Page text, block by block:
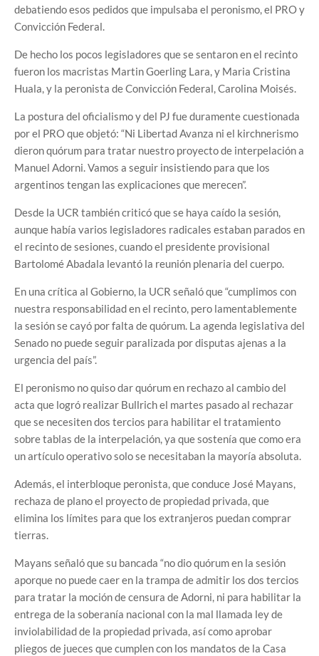
debatiendo esos pedidos que impulsaba el peronismo, el PRO y
Convicción Federal.
De hecho los pocos legisladores que se sentaron en el recinto
fueron los macristas Martin Goerling Lara, y Maria Cristina
Huala, y la peronista de Convicción Federal, Carolina Moisés.
La postura del oficialismo y del PJ fue duramente cuestionada
por el PRO que objetó: “Ni Libertad Avanza ni el kirchnerismo
dieron quórum para tratar nuestro proyecto de interpelación a
Manuel Adorni. Vamos a seguir insistiendo para que los
argentinos tengan las explicaciones que merecen”.
Desde la UCR también criticó que se haya caído la sesión,
aunque había varios legisladores radicales estaban parados en
el recinto de sesiones, cuando el presidente provisional
Bartolomé Abadala levantó la reunión plenaria del cuerpo.
En una crítica al Gobierno, la UCR señaló que “cumplimos con
nuestra responsabilidad en el recinto, pero lamentablemente
la sesión se cayó por falta de quórum. La agenda legislativa del
Senado no puede seguir paralizada por disputas ajenas a la
urgencia del país”.
El peronismo no quiso dar quórum en rechazo al cambio del
acta que logró realizar Bullrich el martes pasado al rechazar
que se necesiten dos tercios para habilitar el tratamiento
sobre tablas de la interpelación, ya que sostenía que como era
un artículo operativo solo se necesitaban la mayoría absoluta.
Además, el interbloque peronista, que conduce José Mayans,
rechaza de plano el proyecto de propiedad privada, que
elimina los límites para que los extranjeros puedan comprar
tierras.
Mayans señaló que su bancada “no dio quórum en la sesión
aporque no puede caer en la trampa de admitir los dos tercios
para tratar la moción de censura de Adorni, ni para habilitar la
entrega de la soberanía nacional con la mal llamada ley de
inviolabilidad de la propiedad privada, así como aprobar
pliegos de jueces que cumplen con los mandatos de la Casa